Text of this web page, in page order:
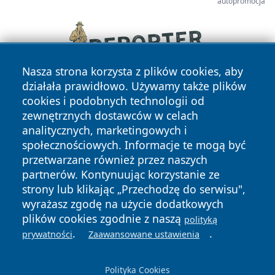
Nasza strona korzysta z plików cookies, aby
działała prawidłowo. Używamy także plików
cookies i podobnych technologii od
zewnętrznych dostawców w celach
analitycznych, marketingowych i
społecznościowych. Informacje te mogą być
przetwarzane również przez naszych
partnerów. Kontynuując korzystanie ze
strony lub klikając „Przechodzę do serwisu",
wyrażasz zgodę na użycie dodatkowych
plików cookies zgodnie z naszą polityką
prywatności. Zaawansowane ustawienia .
Polityka Cookies
Copyright © 2026 otososnowiec.pl Wszystkie prawa
zastrzeżone.
News Autorzy
Polityka
Prywatności
Polityka
Cookies